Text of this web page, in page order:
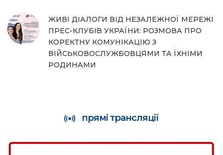
ЖИВІ ДІАЛОГИ ВІД НЕЗАЛЕЖНОЇ МЕРЕЖІ
ПРЕС-КЛУБІВ УКРАЇНИ: РОЗМОВА ПРО
КОРЕКТНУ КОМУНІКАЦІЮ З
ВІЙСЬКОВОСЛУЖБОВЦЯМИ ТА ЇХНІМИ
РОДИНАМИ
прямі трансляції